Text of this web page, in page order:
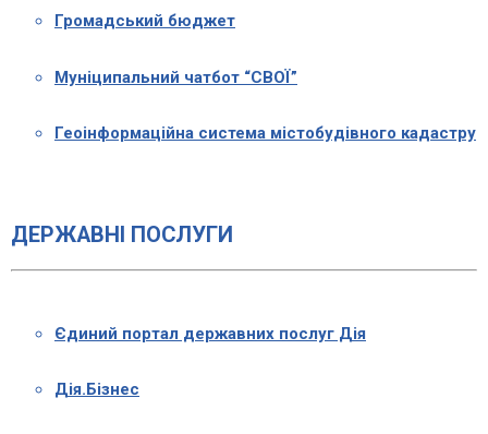
Громадський бюджет
Муніципальний чатбот “СВОЇ”
Геоінформаційна система містобудівного кадастру
ДЕРЖАВНІ ПОСЛУГИ
Єдиний портал державних послуг Дія
Дія.Бізнес